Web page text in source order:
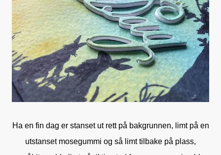
Ha en fin dag er stanset ut rett på bakgrunnen, limt på en
utstanset mosegummi og så limt tilbake på plass,